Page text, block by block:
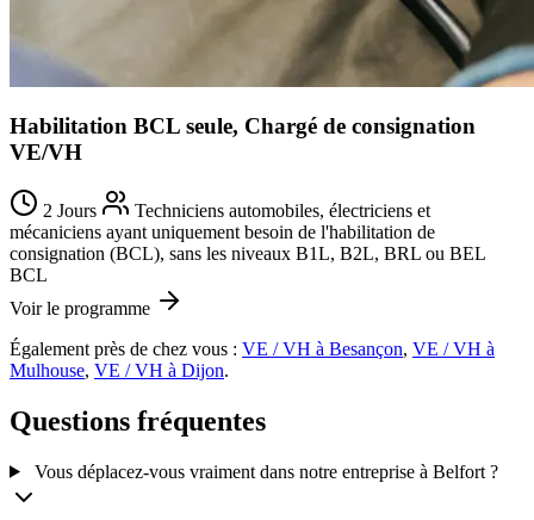
Habilitation BCL seule, Chargé de consignation
VE/VH
2 Jours
Techniciens automobiles, électriciens et
mécaniciens ayant uniquement besoin de l'habilitation de
consignation (BCL), sans les niveaux B1L, B2L, BRL ou BEL
BCL
Voir le programme
Également près de chez vous : VE / VH à Besançon, VE / VH à
Mulhouse, VE / VH à Dijon.
Questions fréquentes
Vous déplacez-vous vraiment dans notre entreprise à Belfort ?